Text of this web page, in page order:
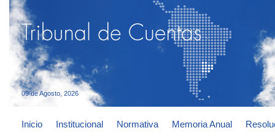
09 de Agosto, 2026
Inicio Institucional Normativa Memoria Anual